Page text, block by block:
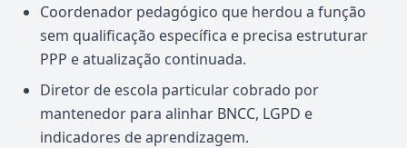
Coordenador pedagógico que herdou a função
sem qualificação específica e precisa estruturar
PPP e atualização continuada.
Diretor de escola particular cobrado por
mantenedor para alinhar BNCC, LGPD e
indicadores de aprendizagem.